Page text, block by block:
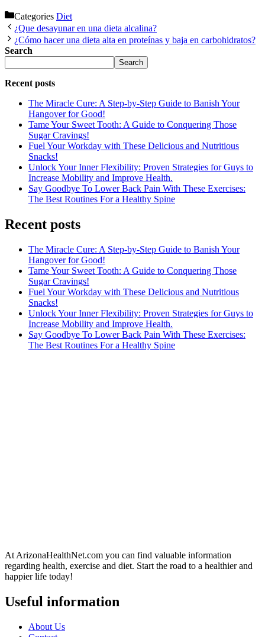
Categories Diet
¿Que desayunar en una dieta alcalina?
¿Cómo hacer una dieta alta en proteínas y baja en carbohidratos?
Search
Search
Recent posts
The Miracle Cure: A Step-by-Step Guide to Banish Your
Hangover for Good!
Tame Your Sweet Tooth: A Guide to Conquering Those
Sugar Cravings!
Fuel Your Workday with These Delicious and Nutritious
Snacks!
Unlock Your Inner Flexibility: Proven Strategies for Guys to
Increase Mobility and Improve Health.
Say Goodbye To Lower Back Pain With These Exercises:
The Best Routines For a Healthy Spine
Recent posts
The Miracle Cure: A Step-by-Step Guide to Banish Your
Hangover for Good!
Tame Your Sweet Tooth: A Guide to Conquering Those
Sugar Cravings!
Fuel Your Workday with These Delicious and Nutritious
Snacks!
Unlock Your Inner Flexibility: Proven Strategies for Guys to
Increase Mobility and Improve Health.
Say Goodbye To Lower Back Pain With These Exercises:
The Best Routines For a Healthy Spine
At ArizonaHealthNet.com you can find valuable information
regarding health, exercise and diet. Start the road to a healthier and
happier life today!
Useful information
About Us